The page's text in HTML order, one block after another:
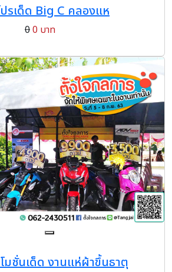
รเด็ด Big C คลองแห
00 บาท
มชั่นเด็ด งานแห่ผ้าขึ้นธาตุ